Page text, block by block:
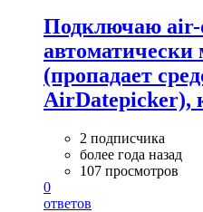
Подключаю air-
автоматически
(пропадает
AirDatepicker),
2 подписчика
более года назад
107 просмотров
0
ответов